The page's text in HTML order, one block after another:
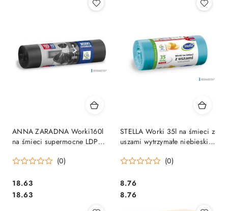
ANNA ZARADNA Worki160l
na śmieci supermocne LDPE
WNS1989/16SH (X)
(0)
Cena:
18.63
Cena:
18.63
STELLA Worki 35l na śmieci z
uszami wytrzymałe niebieskie
(0)
Cena:
8.76
Cena:
8.76